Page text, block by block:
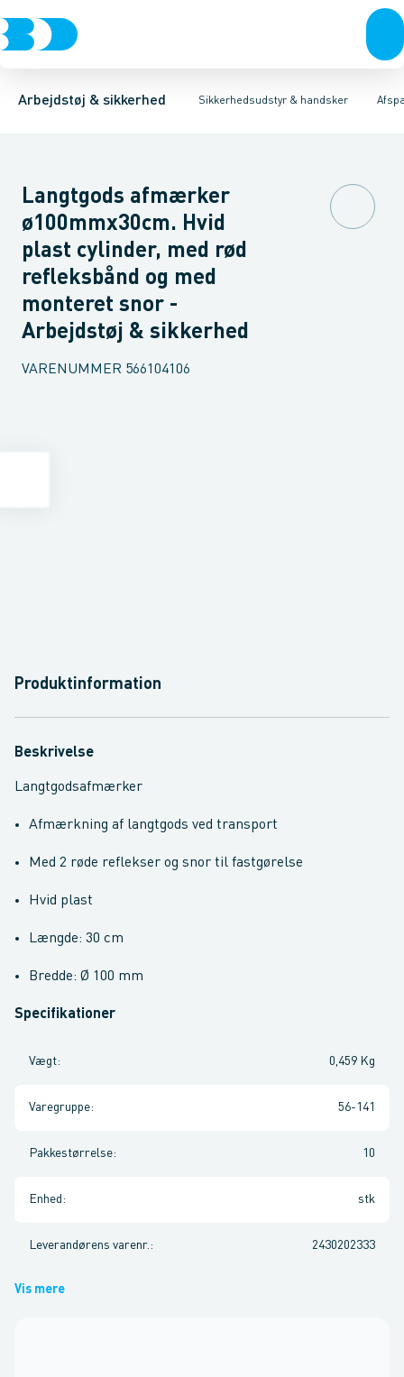
Arbejdstøj & sikkerhed Sikkerhedsudstyr & handsker
Trøjer & t-shirtsBukser Overtøj & huerUndertøj & sokker Sko
Hovedværn ØjenværnHøreværnÅndedrætsværnFørstehjælps
HegnLysKæder & BåndBukke & Kegler mm.SkilteTilbehør
Langtgods afmærker
ø100mmx30cm. Hvid
plast cylinder, med rød
refleksbånd og med
monteret snor -
Arbejdstøj & sikkerhed
VARENUMMER 566104106
Produktinformation
Beskrivelse
Langtgodsafmærker
Afmærkning af langtgods ved transport
Med 2 røde reflekser og snor til fastgørelse
Hvid plast
Længde: 30 cm
Bredde: Ø 100 mm
Specifikationer
Vægt: 0,459 Kg
Varegruppe: 56-141
Pakkestørrelse: 10
Enhed : stk
Leverandørens varenr. : 2430202333
Vis mere